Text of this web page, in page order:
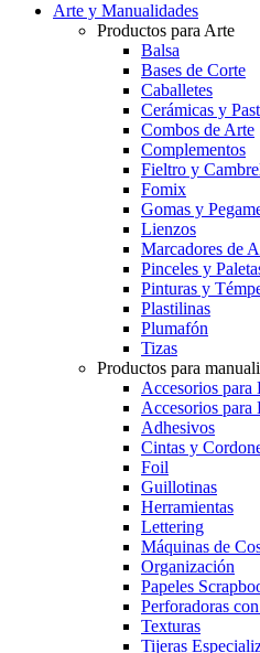
Arte y Manualidades
Productos para Arte
Balsa
Bases de Corte
Caballetes
Cerámicas y
Combos de Arte
Complementos
Fieltro y
Fomix
Gomas y
Lienzos
Marcadores de
Pinceles y
Pinturas y
Plastilinas
Plumafón
Tizas
Productos para
Accesorios para
Accesorios para
Adhesivos
Cintas y
Foil
Guillotinas
Herramientas
Lettering
Máquinas de
Organización
Papeles
Perforadoras
Texturas
Tijeras